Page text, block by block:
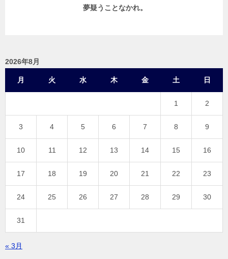
夢疑うことなかれ。
2026年8月
月 火 水 木 金 土 日
1 2
3 4 5 6 7 8 9
10 11 12 13 14 15 16
17 18 19 20 21 22 23
24 25 26 27 28 29 30
31
« 3月